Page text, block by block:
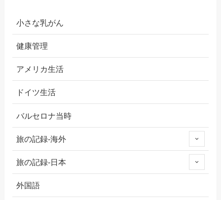
小さな乳がん
健康管理
アメリカ生活
ドイツ生活
バルセロナ当時
旅の記録-海外
旅の記録-日本
外国語